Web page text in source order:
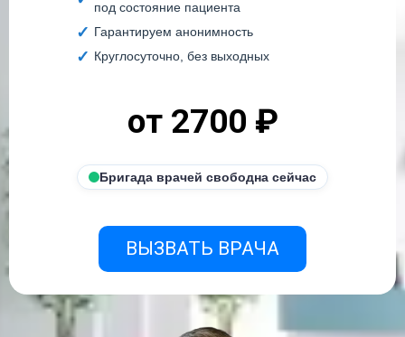
под состояние пациента
Гарантируем анонимность
Круглосуточно, без выходных
от 2700 ₽
Бригада врачей свободна сейчас
ВЫЗВАТЬ ВРАЧА